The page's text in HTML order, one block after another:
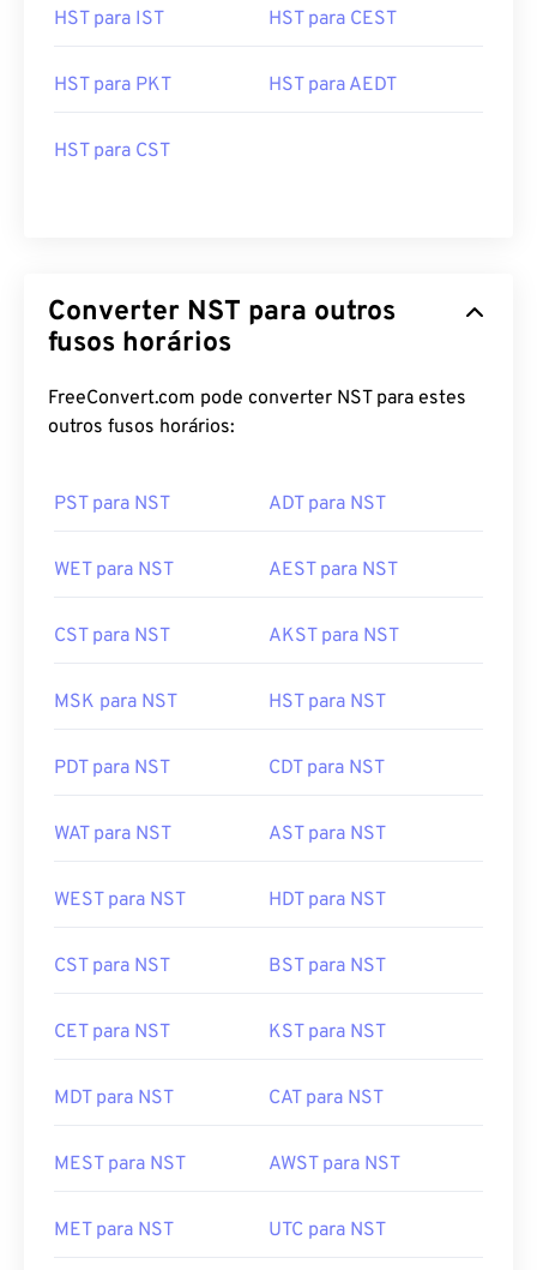
HST para IST HST para CEST
HST para PKT HST para AEDT
HST para CST
Converter NST para outros
fusos horários
FreeConvert.com pode converter NST para estes
outros fusos horários:
PST para NST ADT para NST
WET para NST AEST para NST
CST para NST AKST para NST
MSK para NST HST para NST
PDT para NST CDT para NST
WAT para NST AST para NST
WEST para NST HDT para NST
CST para NST BST para NST
CET para NST KST para NST
MDT para NST CAT para NST
MEST para NST AWST para NST
MET para NST UTC para NST